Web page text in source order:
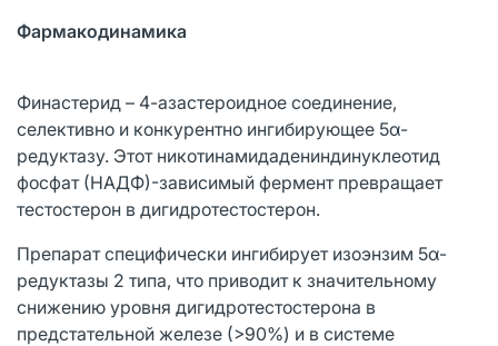
Фармакодинамика
Финастерид – 4-азастероидное соединение,
селективно и конкурентно ингибирующее 5α-
редуктазу. Этот никотинамидадениндинуклеотид
фосфат (НАДФ)-зависимый фермент превращает
тестостерон в дигидротестостерон.
Препарат специфически ингибирует изоэнзим 5α-
редуктазы 2 типа, что приводит к значительному
снижению уровня дигидротестостерона в
предстательной железе (>90%) и в системе